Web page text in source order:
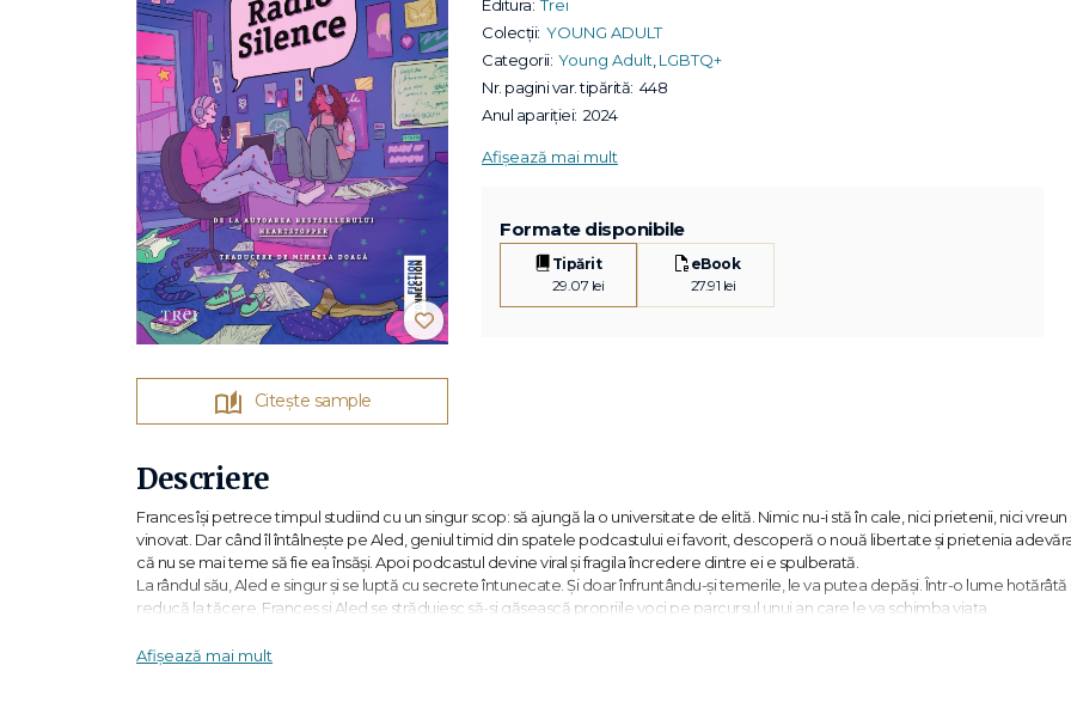
Citește sample
Editura: Trei
Colecții: YOUNG ADULT
Categorii: Young Adult LGBTQ+
Nr. pagini var. tipărită: 448
Anul apariției: 2024
Afișează mai mult
Formate disponibile
Tipărit
29.07 lei
eBook
27.91 lei
Descriere
Frances își petrece timpul studiind cu un singur scop: să ajungă la o universitate de elită. Nimic nu-i stă în cale, nici prietenii, nici
vinovat. Dar când îl întâlnește pe Aled, geniul timid din spatele podcastului ei favorit, descoperă o nouă libertate și prietenia
că nu se mai teme să fie ea însăși. Apoi podcastul devine viral și fragila încredere dintre ei e spulberată.
La rândul său, Aled e singur și se luptă cu secrete întunecate. Și doar înfruntându-și temerile, le va putea depăși. Într-o lume hotărâtă
reducă la tăcere, Frances și Aled se străduiesc să-și găsească propriile voci pe parcursul unui an care le va schimba viața.
Afișează mai mult